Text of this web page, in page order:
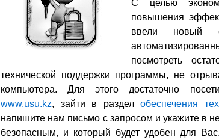
С целью
повышения
ввели новый
посмотреть
технической поддержки программы, не
компьютера. Для этого достаточно
www.usu.kz, зайти в разделобеспечения
напишите нам письмо с запросом и укажите в
безопасным, и который будет удобен для